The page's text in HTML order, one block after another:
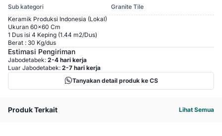
Sub kategori
Granite Tile
Keramik Produksi Indonesia (Lokal)
Ukuran 60x60 Cm
1 Dus isi 4 Keping (1.44 m2/Dus)
Berat : 30 Kg/dus
Estimasi Pengiriman
Jabodetabek: 2-4 hari kerja
Luar Jabodetabek: 2-7 hari kerja
Tanyakan detail produk ke CS
Produk Terkait Lihat Semua